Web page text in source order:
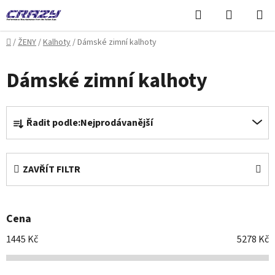
na
obsah
Hledat
KOŠÍK
Domů
/ŽENY/Kalhoty/Dámské zimní kalhoty
Dámské zimní kalhoty
Ř
z
e
í
r
o
d
Řadit podle:Nejprodávanější
ZAVŘÍT FILTR
Cena
1445 Kč 5278 Kč